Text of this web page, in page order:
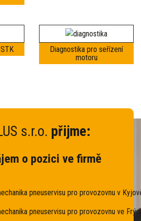
Diagnostika pro seřízení
motoru
s.r.o. přijme:
o pozici ve firmě
pneuservisu pro provozovnu v
pneuservisu pro provozovnu ve